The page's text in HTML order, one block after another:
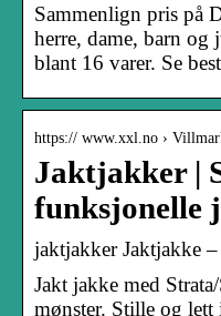
Sammenlign pris på
herre, dame, barn og
blant 16 varer. Se
https:// www.xxl.no ›
Jaktjakker |
jaktjakker Jaktjakke
Jakt jakke med
mønster. Stille og